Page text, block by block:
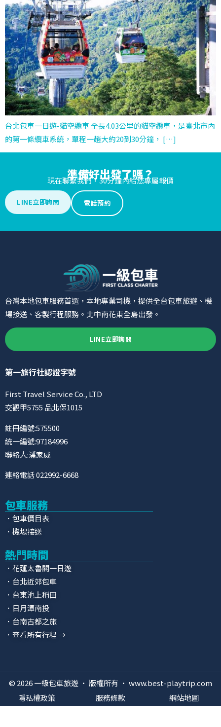
台北包車一日遊-貓空纜車 全長4.03公里的貓空纜車，是臺北市內
的第一條纜車系統，單程一趟大約20到30分鐘， […]
準備好出發了嗎？
現在聯繫我們，30分鐘內給您專屬報價
LINE立即詢問 電話預約
台灣本地包車服務首選，本地專業司機，提供全台包車旅遊、機
場接送、客製行程服務。北中南花東全島出發。
LINE立即詢問
第一旅行社認證字號
First Travel Service Co., LTD
交觀甲5755 品北保1015
註冊編號:575500
統一編號:97184996
聯絡人:潘家威
連絡電話 022992-6668
包車服務
．包車價目表
．機場接送
熱門時間
．花蓮太魯閣一日遊
．台北近郊包車
．台東池上稻田
．日月潭南投
．台南古都之旅
．查看所有行程 →
© 2026 一級包車旅遊 · 版權所有 · www.best-playtrip.com
隱私權政策
服務條款 網站地圖